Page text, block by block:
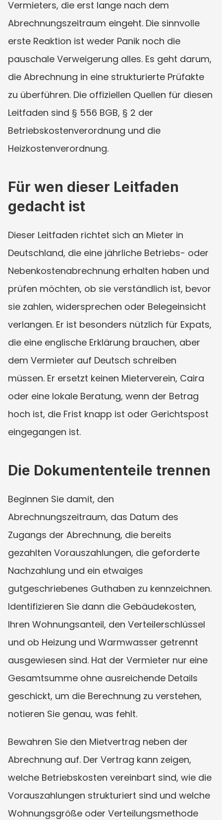
Vermieters, die erst lange nach dem
Abrechnungszeitraum eingeht. Die sinnvolle
erste Reaktion ist weder Panik noch die
pauschale Verweigerung alles. Es geht darum,
die Abrechnung in eine strukturierte Prüfakte
zu überführen. Die offiziellen Quellen für diesen
Leitfaden sind § 556 BGB, § 2 der
Betriebskostenverordnung und die
Heizkostenverordnung.
Für wen dieser Leitfaden
gedacht ist
Dieser Leitfaden richtet sich an Mieter in
Deutschland, die eine jährliche Betriebs- oder
Nebenkostenabrechnung erhalten haben und
prüfen möchten, ob sie verständlich ist, bevor
sie zahlen, widersprechen oder Belegeinsicht
verlangen. Er ist besonders nützlich für Expats,
die eine englische Erklärung brauchen, aber
dem Vermieter auf Deutsch schreiben
müssen. Er ersetzt keinen Mieterverein, Caira
oder eine lokale Beratung, wenn der Betrag
hoch ist, die Frist knapp ist oder Gerichtspost
eingegangen ist.
Die Dokumententeile trennen
Beginnen Sie damit, den
Abrechnungszeitraum, das Datum des
Zugangs der Abrechnung, die bereits
gezahlten Vorauszahlungen, die geforderte
Nachzahlung und ein etwaiges
gutgeschriebenes Guthaben zu kennzeichnen.
Identifizieren Sie dann die Gebäudekosten,
Ihren Wohnungsanteil, den Verteilerschlüssel
und ob Heizung und Warmwasser getrennt
ausgewiesen sind. Hat der Vermieter nur eine
Gesamtsumme ohne ausreichende Details
geschickt, um die Berechnung zu verstehen,
notieren Sie genau, was fehlt.
Bewahren Sie den Mietvertrag neben der
Abrechnung auf. Der Vertrag kann zeigen,
welche Betriebskosten vereinbart sind, wie die
Vorauszahlungen strukturiert sind und welche
Wohnungsgröße oder Verteilungsmethode